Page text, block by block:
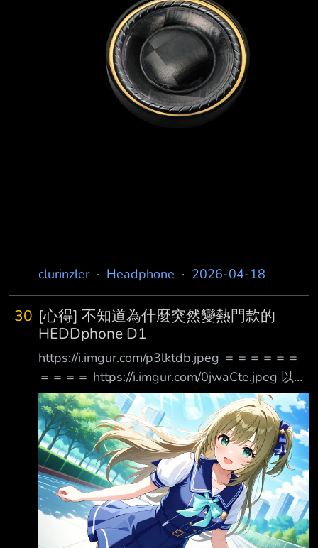
索透過把微米級的極細聚醯胺纖
clurinzler· Headphone · 2026-04-18
30 [心得] 不知道為什麼突然變熱門款的
HEDDphone D1
https://i.imgur.com/p3lktdb.jpeg ＝＝＝＝＝＝
＝＝＝＝ https://i.imgur.com/0jwaCte.jpeg 以前
的訊息， 原本想買他的原因就是單純的想要一
隻新世代的經典旗艦耳機， 在這之前是Meze
109 pro，但還是覺得有點太偏向流行了， 理論
上這種耳機不應該討論度這麼高， 不知道這個
月怎麼傳的， 總之D1突然被炒作到有點過頭，
但真心不覺得這是正在挑耳機的人該選的， 甚
至有自己喜好且還在挑選的人，不挑他才是對
的， 單純聽聽的話可以。 ＝＝＝＝＝＝＝＝＝